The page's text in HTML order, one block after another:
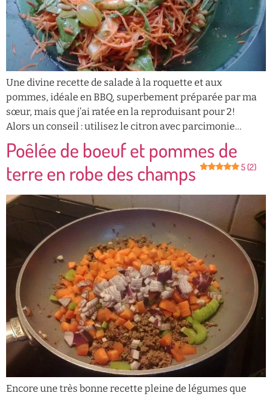
Une divine recette de salade à la roquette et aux
pommes, idéale en BBQ, superbement préparée par ma
sœur, mais que j’ai ratée en la reproduisant pour 2!
Alors un conseil : utilisez le citron avec parcimonie…
Poêlée de boeuf et pommes de
terre en robe des champs
5 (2)
Encore une très bonne recette pleine de légumes que